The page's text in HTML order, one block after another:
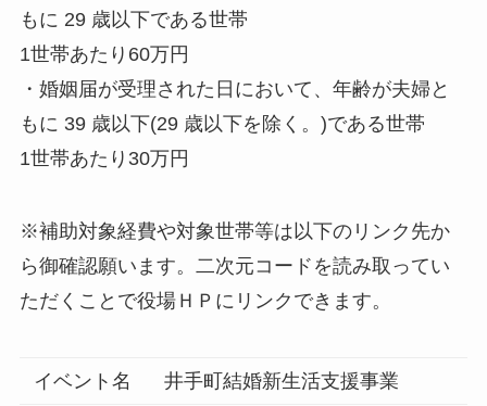
もに 29 歳以下である世帯
1世帯あたり60万円
・婚姻届が受理された日において、年齢が夫婦と
もに 39 歳以下(29 歳以下を除く。)である世帯
1世帯あたり30万円
※補助対象経費や対象世帯等は以下のリンク先か
ら御確認願います。二次元コードを読み取ってい
ただくことで役場ＨＰにリンクできます。
イベント名 井手町結婚新生活支援事業